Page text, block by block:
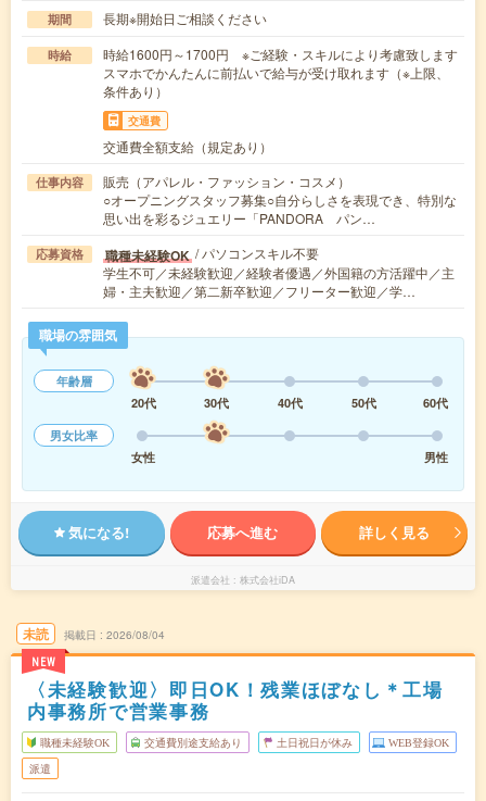
期間 長期※開始日ご相談ください
時給
時給1600円～1700円 ※ご経験・スキルにより考慮致します
スマホでかんたんに前払いで給与が受け取れます（※上限、
条件あり）
交通費
交通費全額支給（規定あり）
仕事内容
販売（アパレル・ファッション・コスメ）
○オープニングスタッフ募集○自分らしさを表現でき、特別な
思い出を彩るジュエリー「PANDORA パン…
応募資格 職種未経験OK / パソコンスキル不要
学生不可／未経験歓迎／経験者優遇／外国籍の方活躍中／主
婦・主夫歓迎／第二新卒歓迎／フリーター歓迎／学…
職場の雰囲気
年齢層
20代
30代 40代 50代
60代
男女比率
女性
男性
気になる! 応募へ進む 詳しく見る
派遣会社 株式会社iDA
未読
NEW
掲載日 2026/08/04
〈未経験歓迎〉即日OK！残業ほぼなし＊工場
内事務所で営業事務
職種未経験OK 交通費別途支給あり 土日祝日が休み WEB登録OK
派遣